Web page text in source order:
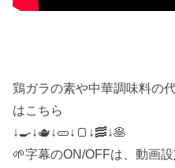
鶏ガラの素や中華調味料の
はこちら
↓🍳↓🫖↓🥒↓🍞↓🥓↓🥞
🌱字幕のON/OFFは、動画